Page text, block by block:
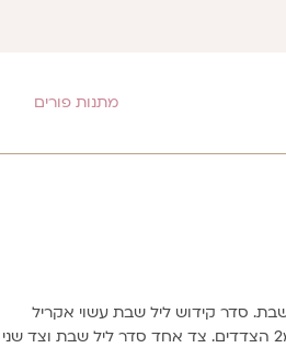
מתנות פורים
סדר קידוש ליל שבת עשוי אקריל
בשילוב אלומיניום מוזהב. מודפס מ2 הצדדים. צד אחד סדר ליל שבת וצד שני